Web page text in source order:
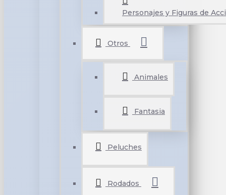
Personajes y Figuras de
Otros
Animales
Fantasia
Peluches
Rodados